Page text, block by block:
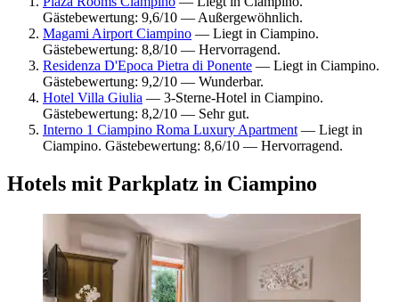
Gästebewertung: 9,6/10 — Außergewöhnlich.
Magami Airport Ciampino — Liegt in Ciampino.
Gästebewertung: 8,8/10 — Hervorragend.
Residenza D'Epoca Pietra di Ponente — Liegt in Ciampino.
Gästebewertung: 9,2/10 — Wunderbar.
Hotel Villa Giulia — 3-Sterne-Hotel in Ciampino.
Gästebewertung: 8,2/10 — Sehr gut.
Interno 1 Ciampino Roma Luxury Apartment — Liegt in
Ciampino. Gästebewertung: 8,6/10 — Hervorragend.
Hotels mit Parkplatz in Ciampino